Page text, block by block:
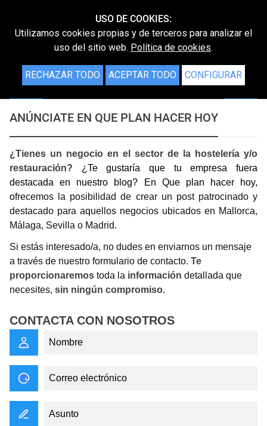
ANÚNCIATE EN QUE PLAN HACER HOY
¿Tienes un negocio en el sector de la hostelería y/o
restauración? ¿Te gustaría que tu empresa fuera
destacada en nuestro blog? En Que plan hacer hoy,
ofrecemos la posibilidad de crear un post patrocinado y
destacado para aquellos negocios ubicados en Mallorca,
Málaga, Sevilla o Madrid.
Si estás interesado/a, no dudes en enviarnos un mensaje
a través de nuestro formulario de contacto. Te
proporcionaremos toda la información detallada que
necesites, sin ningún compromiso.
CONTACTA CON NOSOTROS
USO DE COOKIES:
Utilizamos cookies propias y de terceros para analizar el
uso del sitio web. Política de cookies.
RECHAZAR TODO ACEPTAR TODO CONFIGURAR